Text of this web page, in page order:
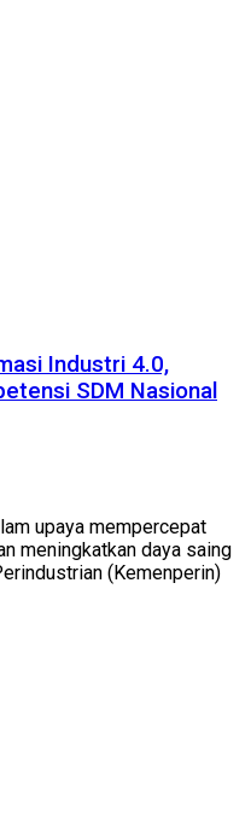
Industri 4.0,
SDM Nasional
upaya mempercepat
meningkatkan daya saing
(Kemenperin)